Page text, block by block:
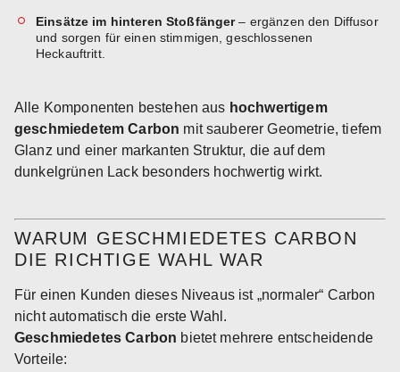
Einsätze im hinteren Stoßfänger– ergänzen den Diffusor
und sorgen für einen stimmigen, geschlossenen
Heckauftritt.
Alle Komponenten bestehen aus hochwertigem
geschmiedetem Carbon mit sauberer Geometrie, tiefem
Glanz und einer markanten Struktur, die auf dem
dunkelgrünen Lack besonders hochwertig wirkt.
WARUM GESCHMIEDETES CARBON
DIE RICHTIGE WAHL WAR
Für einen Kunden dieses Niveaus ist „normaler“ Carbon
nicht automatisch die erste Wahl.
Geschmiedetes Carbon bietet mehrere entscheidende
Vorteile: